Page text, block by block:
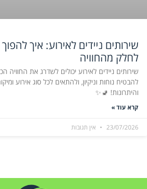
שירותים ניידים לאירוע: איך
לחלק מהחוויה
שירותים ניידים לאירוע יכולים לשדרג את החוויה
להבטיח נוחות וניקיון, ולהתאים לכל סוג אירוע
והיתרונות! 🚽✨
קרא עוד »
23/07/2026 אין תגובות